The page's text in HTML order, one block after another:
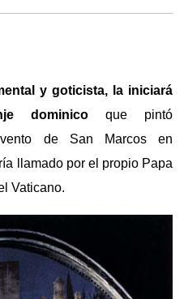
y goticista, la iniciará
dominico que pintó
de San Marcos en
llamado por el propio Papa
Vaticano.